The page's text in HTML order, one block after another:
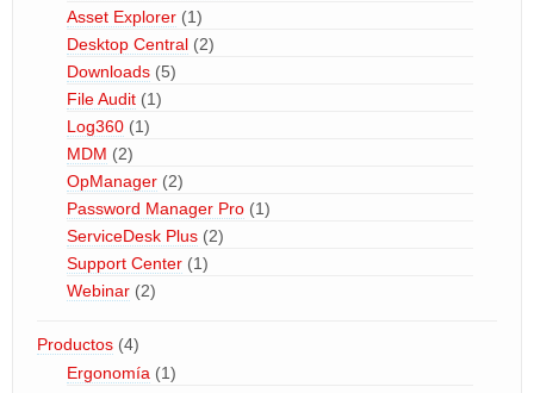
Asset Explorer (1)
Desktop Central (2)
Downloads (5)
File Audit (1)
Log360 (1)
MDM (2)
OpManager (2)
Password Manager Pro (1)
ServiceDesk Plus (2)
Support Center (1)
Webinar (2)
Productos (4)
Ergonomía (1)